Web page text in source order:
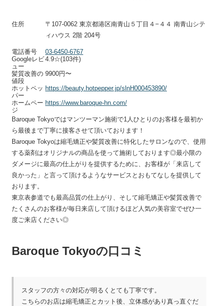
住所 〒 107-0062 東京都港区南青山５丁目４ − ４４ 南青山シテ
ィハウス 2階 204号
電話番号
03-6450-6767
Googleレビ
ュー
4.9☆(103件)
髪質改善の
値段
9900円〜
ホットペッ
パー
https://beauty.hotpepper.jp/slnH000453890/
ホームペー
ジ
https://www.baroque-hn.com/
Baroque Tokyoではマンツーマン施術で1人ひとりのお客様を最初か
ら最後まで丁寧に接客させて頂いております！
Baroque Tokyoは縮毛矯正や髪質改善に特化したサロンなので、使用
する薬剤はオリジナルの商品を使って施術しております◎最小限の
ダメージに最高の仕上がりを提供するために、お客様が「来店して
良かった」と言って頂けるようなサービスとおもてなしを提供して
おります。
東京表参道でも最高品質の仕上がり、そして縮毛矯正や髪質改善で
たくさんのお客様が毎日来店して頂けるほど人気の美容室でぜひ一
度ご来店ください◎
Baroque Tokyoの口コミ
スタッフの方々の対応が明るくとても丁寧です。
こちらのお店は縮毛矯正とカット後、立体感があり真っ直ぐだ